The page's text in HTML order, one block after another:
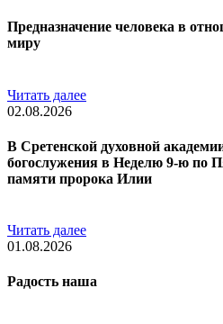
Предназначение человека в
миру
Читать далее
02.08.2026
В Сретенской духовной
богослужения в Неделю 9-ю по
памяти пророка Илии
Читать далее
01.08.2026
Радость наша